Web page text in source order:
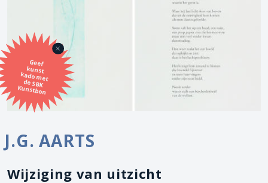
Geef
kunst
kado met
de SBK
Kunstbon
J.G. AARTS
Wijziging van uitzicht